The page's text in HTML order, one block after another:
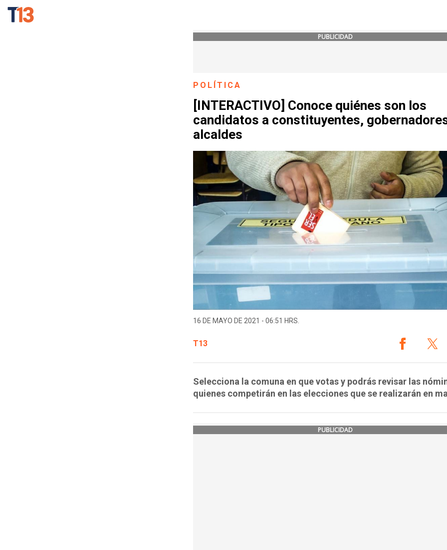
PUBLICIDAD
POLÍTICA
[INTERACTIVO] Conoce quiénes son los
candidatos a constituyentes,
alcaldes
16 DE MAYO DE 2021 - 06:51 HRS.
T13
Selecciona la comuna en que votas y podrás revisar las
quienes competirán en las elecciones que se realizarán en
PUBLICIDAD